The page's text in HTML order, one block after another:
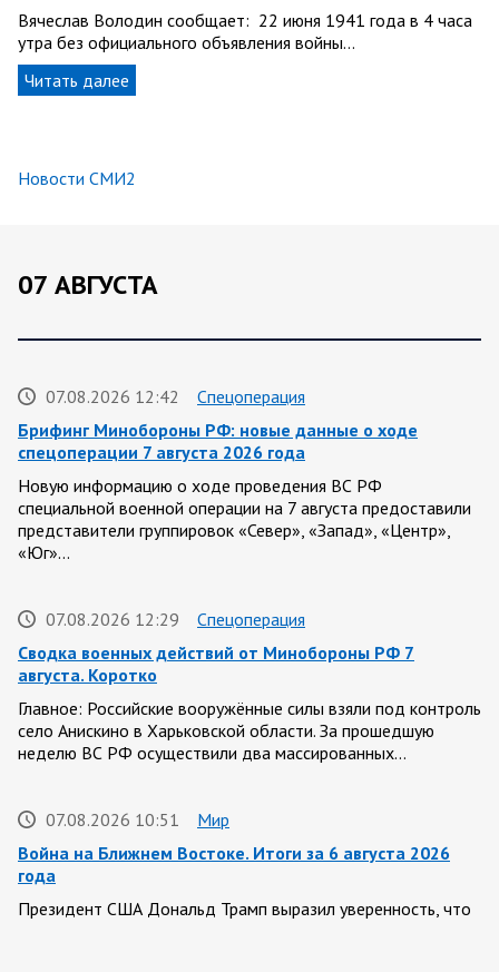
Вячеслав Володин сообщает: 22 июня 1941 года в 4 часа
утра без официального объявления войны…
Читать далее
Новости СМИ2
07 АВГУСТА
07.08.2026 12:42
Спецоперация
Брифинг Минобороны РФ: новые данные о ходе
спецоперации 7 августа 2026 года
Новую информацию о ходе проведения ВС РФ
специальной военной операции на 7 августа предоставили
представители группировок «Север», «Запад», «Центр»,
«Юг»…
07.08.2026 12:29
Спецоперация
Сводка военных действий от Минобороны РФ 7
августа. Коротко
Главное: Российские вооружённые силы взяли под контроль
село Анискино в Харьковской области. За прошедшую
неделю ВС РФ осуществили два массированных…
07.08.2026 10:51
Мир
Война на Ближнем Востоке. Итоги за 6 августа 2026
года
Президент США Дональд Трамп выразил уверенность, что